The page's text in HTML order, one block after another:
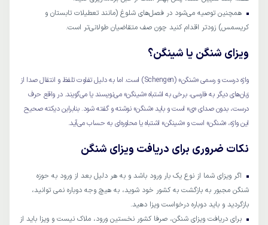
همچنین توصیه می‌شود در فصل‌های شلوغ (مانند تعطیلات تابستان و
کریسمس) زودتر اقدام کنید چون صف متقاضیان طولانی‌تر است.
ویزای شنگن یا شینگن؟
واژه درست و رسمی «شنگن» (Schengen) است. اما به دلیل تفاوت تلفظ و انتقال صدا از
زبان‌های دیگر به فارسی، برخی به اشتباه «شینگن» می‌نویسند یا می‌گویند. در واقع حرف
درست، بدون صدای «ی» است و باید «شنگن» نوشته و گفته شود. بنابراین دیکته صحیح
این واژه، «شنگن» است و «شینگن» اشتباه یا محاوره‌ای به حساب می‌آید.
نکات ضروری برای دریافت ویزای شنگن
اگر ویزای شما از نوع یک بار ورود باشد و به هر دلیل بعد از ورود به حوزه
شنگن مجبور به بازگشت به کشور خود شوید، به هیچ وجه دوباره نمی توانید،
بازگردید و باید دوباره درخواست ویزا دهید.
برای دریافت ویزای شنگن، صرفا کشور نخستین ورود، ملاک نیست و ویزا باید از